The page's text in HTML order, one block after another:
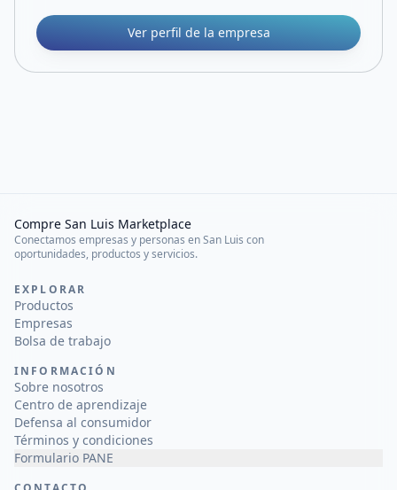
Ver perfil de la empresa
Compre San Luis Marketplace
Conectamos empresas y personas en San Luis con
oportunidades, productos y servicios.
EXPLORAR
Productos
Empresas
Bolsa de trabajo
INFORMACIÓN
Sobre nosotros
Centro de aprendizaje
Defensa al consumidor
Términos y condiciones
Formulario PANE